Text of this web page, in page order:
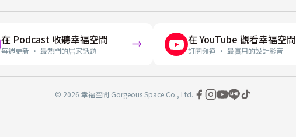
在 Podcast 收聽幸福空間
每週更新 · 最熱門的居家話題
在 YouTube 觀看幸福空間
訂閱頻道 · 最實用的設計影音
© 2026 幸福空間 Gorgeous Space Co., Ltd.